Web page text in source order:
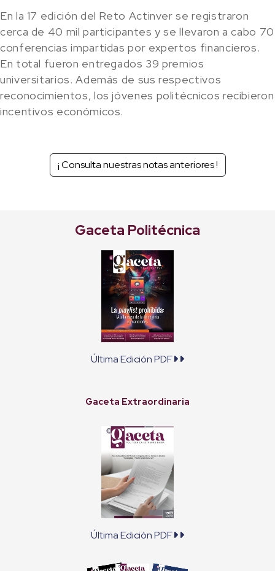
En la 17 edición del Reto Actinver se registraron
cerca de 40 mil participantes y se llevaron a cabo 70
conferencias impartidas por expertos financieros.
En total fueron entregados 39 premios
universitarios. Además de sus respectivos
reconocimientos, los jóvenes politécnicos recibieron
incentivos económicos.
¡ Consulta nuestras notas anteriores !
Gaceta Politécnica
Última Edición PDF
Gaceta Extraordinaria
Última Edición PDF